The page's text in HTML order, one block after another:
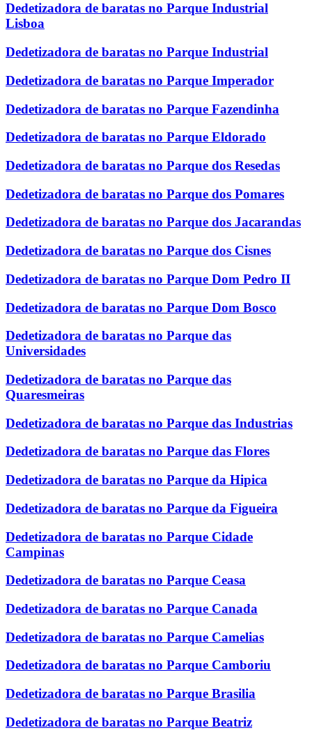
Dedetizadora de baratas no Parque Industrial
Lisboa
Dedetizadora de baratas no Parque Industrial
Dedetizadora de baratas no Parque Imperador
Dedetizadora de baratas no Parque Fazendinha
Dedetizadora de baratas no Parque Eldorado
Dedetizadora de baratas no Parque dos Resedas
Dedetizadora de baratas no Parque dos Pomares
Dedetizadora de baratas no Parque dos Jacarandas
Dedetizadora de baratas no Parque dos Cisnes
Dedetizadora de baratas no Parque Dom Pedro II
Dedetizadora de baratas no Parque Dom Bosco
Dedetizadora de baratas no Parque das
Universidades
Dedetizadora de baratas no Parque das
Quaresmeiras
Dedetizadora de baratas no Parque das Industrias
Dedetizadora de baratas no Parque das Flores
Dedetizadora de baratas no Parque da Hipica
Dedetizadora de baratas no Parque da Figueira
Dedetizadora de baratas no Parque Cidade
Campinas
Dedetizadora de baratas no Parque Ceasa
Dedetizadora de baratas no Parque Canada
Dedetizadora de baratas no Parque Camelias
Dedetizadora de baratas no Parque Camboriu
Dedetizadora de baratas no Parque Brasilia
Dedetizadora de baratas no Parque Beatriz